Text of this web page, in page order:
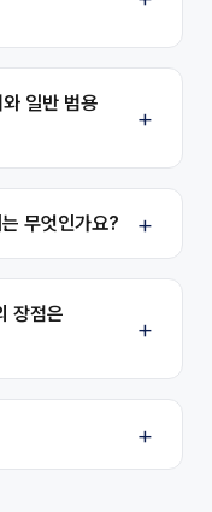
일반 범용
무엇인가요?
장점은